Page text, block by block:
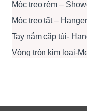
Móc treo rèm –
Móc treo tất –
Tay nắm cặp túi-
Vòng tròn kim loại-